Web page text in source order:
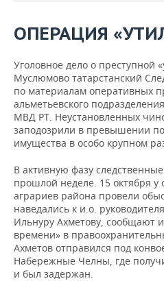
ФИГУРНОЕ КАТАНИЕ
ВОДНЫЕ ВИДЫ СПОРТА
ХОККЕЙ С МЯЧОМ
МЕДИЦИНА
ОБРАЗОВАНИЕ
ПРОИСШЕСТВИЯ
ОПЕРАЦИЯ
Уголовное дело о преступной
Муслюмово татарстанский
по материалам оперативных
альметьевского
МВД РТ. Неустановленных
заподозрили в превышении
имущества в особо крупном
В активную фазу
прошлой неделе. 15 октября у
аграриев района провели
наведались к и.о.
Ильнуру Ахметову, сообщают
времени» в
Ахметов отправился под
Набережные Челны, где
и был задержан.